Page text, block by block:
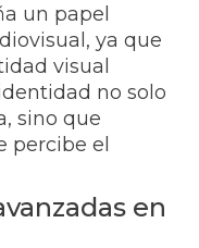
un papel
ya que
visual
no solo
sino que
percibe el
en